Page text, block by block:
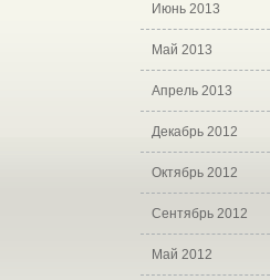
Июнь 2013
Май 2013
Апрель 2013
Декабрь 2012
Октябрь 2012
Сентябрь 2012
Май 2012